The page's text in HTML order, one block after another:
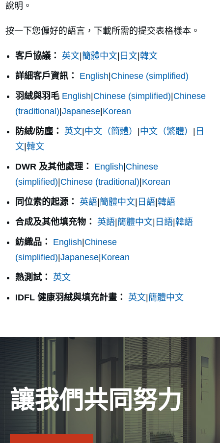
說明。
按一下您偏好的語言，下載所需的提交表格樣本。
客戶協議： 英文|簡體中文| 日文|韓文
詳細客戶資訊： English|Chinese (simplified)
羽絨與羽毛 English|Chinese (simplified)|Chinese
(traditional)|Japanese|Korean
防絨/防塵： 英文|中文（簡體） |中文（繁體） | 日
文|韓文
DWR 及其他處理： English|Chinese
(simplified)|Chinese (traditional)|Korean
同位素的起源： 英語|簡體中文| 日語|韓語
合成及其他填充物： 英語|簡體中文| 日語|韓語
紡織品： English|Chinese
(simplified)|Japanese|Korean
熱測試： 英文
IDFL 健康羽絨與填充計畫： 英文|簡體中文
讓我們共同努力